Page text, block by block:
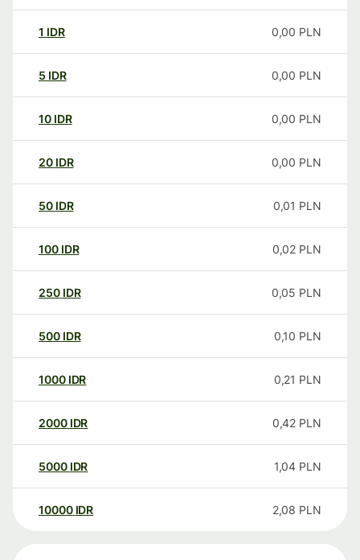
1 IDR 0,00 PLN
5 IDR 0,00 PLN
10 IDR 0,00 PLN
20 IDR 0,00 PLN
50 IDR 0,01 PLN
100 IDR 0,02 PLN
250 IDR 0,05 PLN
500 IDR 0,10 PLN
1000 IDR 0,21 PLN
2000 IDR 0,42 PLN
5000 IDR 1,04 PLN
10000 IDR 2,08 PLN